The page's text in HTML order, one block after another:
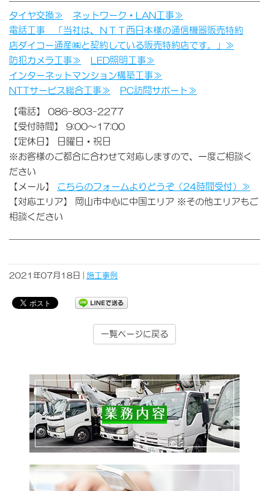
タイヤ交換≫
ネットワーク・LAN工事≫
電話工事 「当社は、ＮＴＴ西日本様の通信機器販売特約
店ダイコー通産㈱と契約している販売特約店です。」≫
防犯カメラ工事≫
LED照明工事≫
インターネットマンション構築工事≫
NTTサービス総合工事≫
PC訪問サポート≫
【電話】 086-803-2277
【受付時間】 9:00～17:00
【定休日】 日曜日・祝日
※お客様のご都合に合わせて対応しますので、一度ご相談く
ださい
【メール】
こちらのフォームよりどうぞ（24時間受付）≫
【対応エリア】 岡山市中心に中国エリア ※その他エリアもご
相談ください
2021年07月18日 | 施工事例
一覧ページに戻る